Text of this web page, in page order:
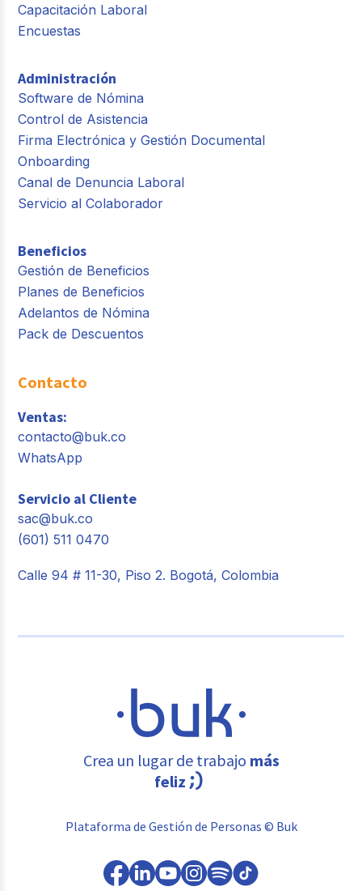
Capacitación Laboral
Encuestas
Administración
Software de Nómina
Control de Asistencia
Firma Electrónica y Gestión Documental
Onboarding
Canal de Denuncia Laboral
Servicio al Colaborador
Beneficios
Gestión de Beneficios
Planes de Beneficios
Adelantos de Nómina
Pack de Descuentos
Contacto
Ventas:
contacto@buk.co
WhatsApp
Servicio al Cliente
sac@buk.co
(601) 511 0470
Calle 94 # 11-30, Piso 2. Bogotá, Colombia
Crea un lugar de trabajo más
feliz
Plataforma de Gestión de Personas © Buk